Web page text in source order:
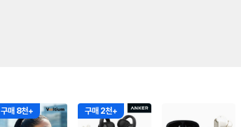
구매 8천+ 구매 2천+